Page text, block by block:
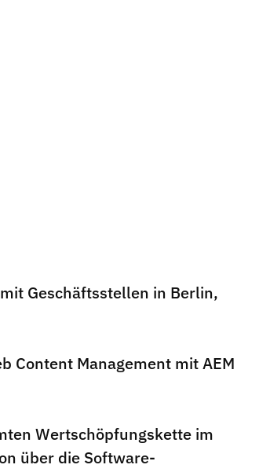
Geschäftsstellen in Berlin,
Content Management mit AEM
Wertschöpfungskette im
über die Software-